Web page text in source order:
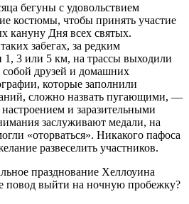
бегуны с удовольствием
костюмы, чтобы принять участие
кануну Дня всех святых.
забегах, за редким
1, 3 или 5 км, на трассы выходили
друзей и домашних
которые заполнили
сложно назвать пугающими, —
и заразительными
заслуживают медали, на
«оторваться». Никакого пафоса
развеселить участников.
празднование Хеллоуина
повод выйти на ночную пробежку?